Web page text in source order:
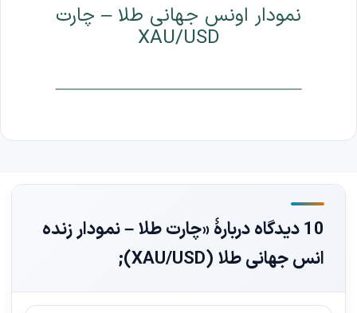
نمودار اونس جهانی طلا – چارت
XAU/USD
10 دیدگاه دربارهٔ «چارت طلا – نمودار زنده
انس جهانی طلا (XAU/USD);